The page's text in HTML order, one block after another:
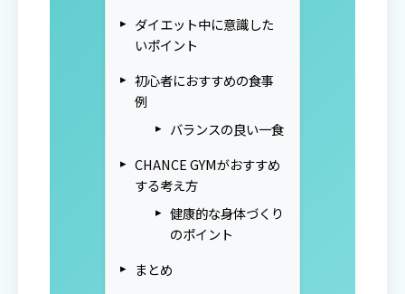
ダイエット中に意識した
いポイント
初心者におすすめの食事
例
バランスの良い一食
CHANCE GYMがおすすめ
する考え方
健康的な身体づくり
のポイント
まとめ